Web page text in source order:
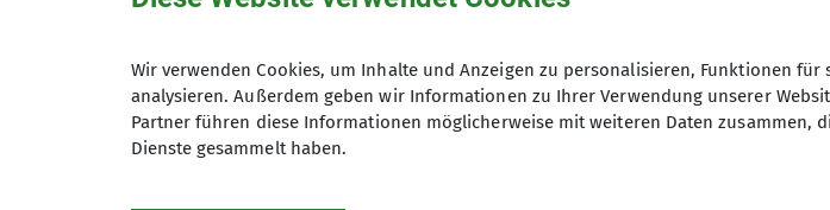
Maximale Teilnehmeranzahl 8
Wir verwenden Cookies, um Inhalte und Anzeigen zu personalisieren, Funktionen
analysieren. Außerdem geben wir Informationen zu Ihrer Verwendung unserer
Partner führen diese Informationen möglicherweise mit weiteren Daten zusammen,
Dienste gesammelt haben.